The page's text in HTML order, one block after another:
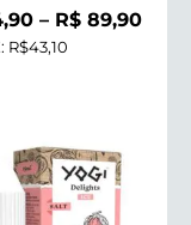
– R$ 89,90
R$43,10